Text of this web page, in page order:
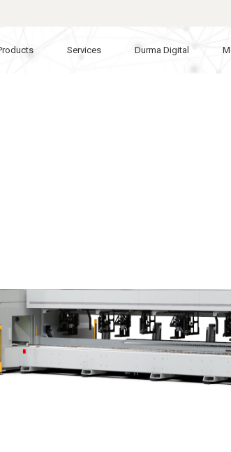
Services Durma Digital